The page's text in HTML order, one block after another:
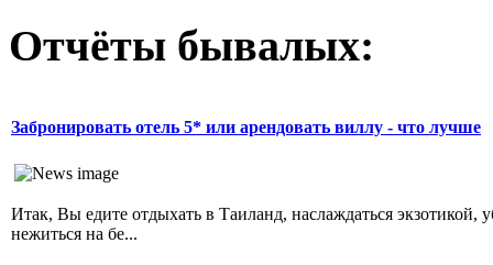
Отчёты бывалых:
Забронировать отель 5* или арендовать виллу - что лучше
Итак, Вы едите отдыхать в Таиланд, наслаждаться экзотикой,
нежиться на бе...